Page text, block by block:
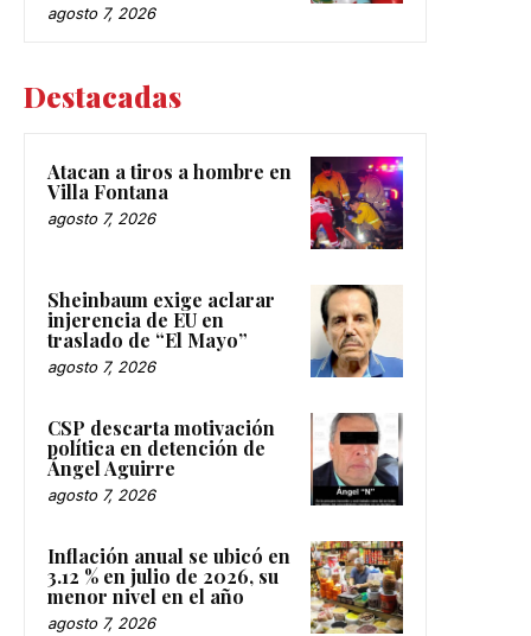
agosto 7, 2026
Destacadas
Atacan a tiros a hombre en
Villa Fontana
agosto 7, 2026
Sheinbaum exige aclarar
injerencia de EU en
traslado de “El Mayo”
agosto 7, 2026
CSP descarta motivación
política en detención de
Ángel Aguirre
agosto 7, 2026
Inflación anual se ubicó en
3.12 % en julio de 2026, su
menor nivel en el año
agosto 7, 2026